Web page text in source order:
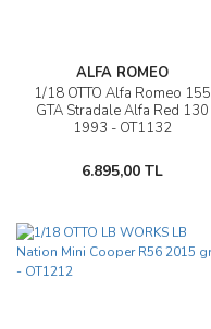
ALFA ROMEO
1/18 OTTO Alfa Romeo 155
GTA Stradale Alfa Red 130
1993 - OT1132
6.895,00 TL